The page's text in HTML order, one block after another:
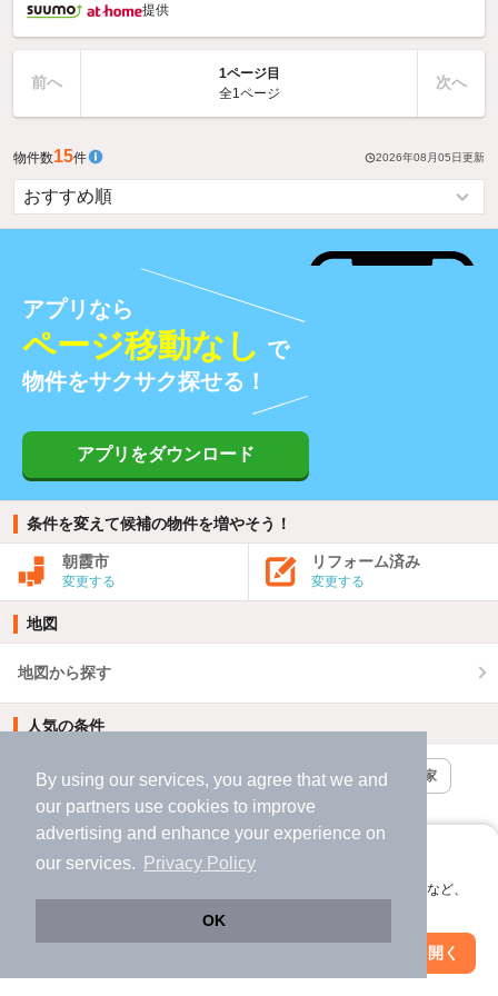
By using our services, you agree that we and
our partners use cookies to improve
advertising and enhance your experience on
our services.
Privacy Policy
OK
アプリに切り替えて、サクサクお部屋探し
会員登録なしですぐ使える。マップ検索やお気に入り保存など、
アプリを開く
提供
前へ
1ページ目
全1ページ
次へ
物件数15件 2026年08月05日更新
アプリなら
ページ移動なし で
物件をサクサク探せる！
アプリをダウンロード
条件を変えて候補の物件を増やそう！
朝霞市
変更する
リフォーム済み
変更する
地図
地図から探す
人気の条件
朝霞市 x ペット可（相談） 朝霞市 x 借家・賃貸一戸建て・一軒家
朝霞市 x ファミリー向け 朝霞市 x 一人暮らし向け
朝霞市 x 新築＆築浅 朝霞市 x 家賃4万円以下
絞り込み条件を変更